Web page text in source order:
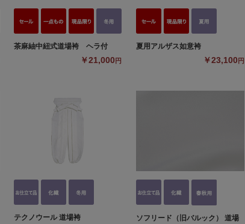
茶麻紬中紐式道場袴 ヘラ付
￥21,000 円
夏用アルザス如意袴
￥23,100 円
テクノウール 道場袴
ソフリード（旧バルック） 道場